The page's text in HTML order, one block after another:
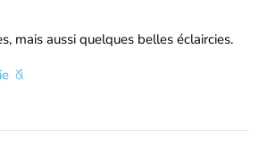
mais aussi quelques belles éclaircies.